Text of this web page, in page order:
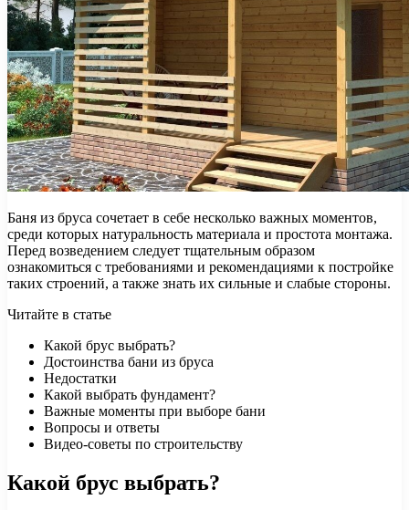
Баня из бруса сочетает в себе несколько важных моментов,
среди которых натуральность материала и простота монтажа.
Перед возведением следует тщательным образом
ознакомиться с требованиями и рекомендациями к постройке
таких строений, а также знать их сильные и слабые стороны.
Читайте в статье
Какой брус выбрать?
Достоинства бани из бруса
Недостатки
Какой выбрать фундамент?
Важные моменты при выборе бани
Вопросы и ответы
Видео-советы по строительству
Какой брус выбрать?